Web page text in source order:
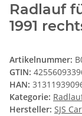
Radlauf
1991
Artikelnummer:
GTIN:
HAN:
Kategorie:
Hersteller: SJS